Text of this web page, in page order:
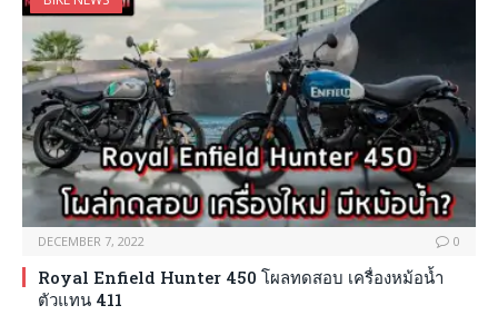
DECEMBER 7, 2022 0
Royal Enfield Hunter 450 โผลทดสอบ เครื่องหม้อน้ำ
ตัวแทน 411